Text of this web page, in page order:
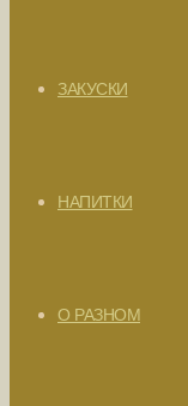
ЗАКУСКИ
НАПИТКИ
О РАЗНОМ